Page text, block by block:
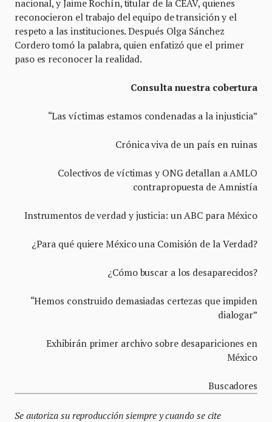
nacional, y Jaime Rochín, titular de la CEAV, quienes
reconocieron el trabajo del equipo de transición y el
respeto a las instituciones. Después Olga Sánchez
Cordero tomó la palabra, quien enfatizó que el primer
paso es reconocer la realidad.
Consulta nuestra cobertura
“Las víctimas estamos condenadas a la injusticia”
Crónica viva de un país en ruinas
Colectivos de víctimas y ONG detallan a AMLO
contrapropuesta de Amnistía
Instrumentos de verdad y justicia: un ABC para México
¿Para qué quiere México una Comisión de la Verdad?
¿Cómo buscar a los desaparecidos?
“Hemos construido demasiadas certezas que impiden
dialogar”
Exhibirán primer archivo sobre desapariciones en
México
Buscadores
Se autoriza su reproducción siempre y cuando se cite